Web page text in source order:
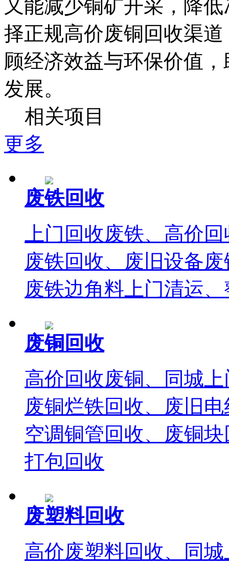
又能减少铜矿开采，降
择正规高价废铜回收渠
顾经济效益与环保价值
发展。
相关项目
更多
废铁回收
上门回收废铁、高价
废铁回收、废旧设备
废铁边角料上门清运
废铜回收
高价回收废铜、同城
废铜烂铁回收、废旧
空调铜管回收、废铜
打包回收
废塑料回收
高价废塑料回收、同